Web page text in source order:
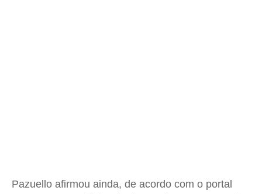
Pazuello afirmou ainda, de acordo com o portal